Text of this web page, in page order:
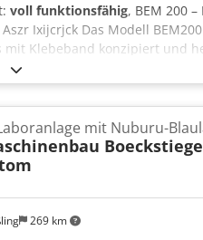
voll funktionsfähig, BEM 200
Ixijcrjck Das Modell
Klebeband konzipiert und
aufgrund seines
269 km
mit Nuburu-